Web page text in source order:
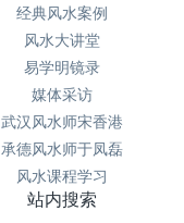
经典风水案例
风水大讲堂
易学明镜录
媒体采访
武汉风水师宋香港
承德风水师于凤磊
风水课程学习
站内搜索